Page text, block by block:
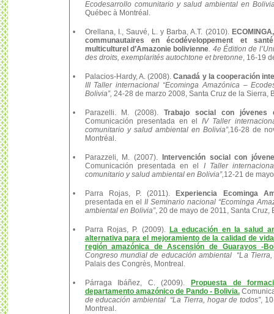
Ecodesarrollo comunitario y salud ambiental en
Québec à Montréal.
• Orellana, I., Sauvé, L. y Barba, A.T. (2010).
communautaires en écodéveloppement et
multiculturel d’Amazonie bolivienne. 4e Édition de
des droits, exemplarités autochtone et bretonne, 16-19
• Palacios-Hardy, A. (2008).Canadá y la cooperación
III Taller internacional “Ecominga Amazónica –
Bolivia”, 24-28 de marzo 2008, Santa Cruz de la Sierra,
• Parazelli. M. (2008).Trabajo social con
Comunicación presentada en el IV Taller
comunitario y salud ambiental en Bolivia”,16-28 de
Montréal.
• Parazzeli, M. (2007).
Intervención social con
Comunicación presentada en el
I Taller
comunitario y salud ambiental en Bolivia”,12-21 de
• Parra Rojas, P. (2011).
Experiencia Ecominga
presentada en elII Seminario nacional “Ecominga
ambiental en Bolivia”, 20 de mayo de 2011, Santa Cruz,
• Parra Rojas, P. (2009). La educación en la salud
alternativa para el mejoramiento de la calidad de
región amazónica de Ascensión de Guarayos -
Congreso mundial de educación ambiental “La Tierra,
Palais des Congrès, Montreal.
• Párraga Ibáñez, C. (2009).
Propuesta de
departamento amazónico de Pando - Bolivia.
de educación ambiental “La Tierra, hogar de todos”,
Montreal.